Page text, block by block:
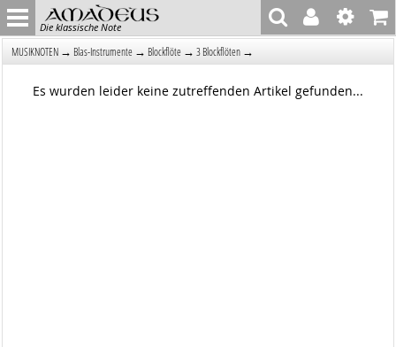
Die klassische Note
MUSIKNOTEN → Blas-Instrumente → Blockflöte → 3 Blockflöten →
Es wurden leider keine zutreffenden Artikel gefunden...